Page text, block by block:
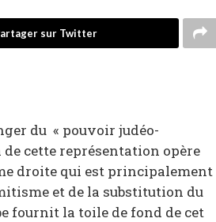
sur Twitter
du « pouvoir judéo-
de cette représentation opère
droite qui est principalement
et de la substitution du
fournit la toile de fond de cet